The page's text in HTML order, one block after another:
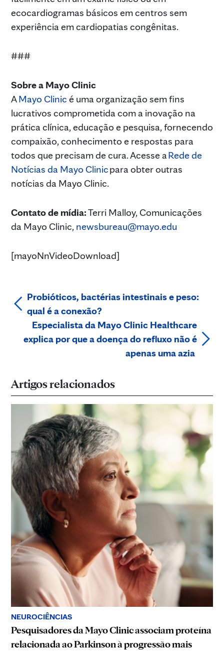
ecocardiogramas básicos em centros sem
experiência em cardiopatias congênitas.
###
Sobre a Mayo Clinic
AMayo Clinic é uma organização sem fins
lucrativos comprometida com a inovação na
prática clínica, educação e pesquisa, fornecendo
compaixão, conhecimento e respostas para
todos que precisam de cura. Acesse aRede de
Notícias da Mayo Clinicpara obter outras
notícias da Mayo Clinic.
Contato de mídia:Terri Malloy, Comunicações
da Mayo Clinic, newsbureau@mayo.edu
[mayoNnVideoDownload]
Probióticos, bactérias intestinais e peso:
qual é a conexão?
Especialista da Mayo Clinic Healthcare
explica por que a doença do refluxo não é
apenas uma azia
Artigos relacionados
NEUROCIÊNCIAS
Pesquisadores da Mayo Clinic associam proteína
relacionada ao Parkinson à progressão mais